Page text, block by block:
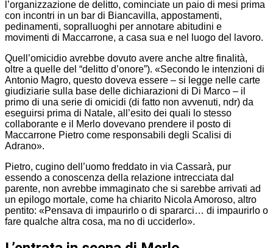
l’organizzazione de delitto, cominciate un paio di mesi prima
con incontri in un bar di Biancavilla, appostamenti,
pedinamenti, sopralluoghi per annotare abitudini e
movimenti di Maccarrone, a casa sua e nel luogo del lavoro.
Quell’omicidio avrebbe dovuto avere anche altre finalità,
oltre a quelle del “delitto d’onore”). «Secondo le intenzioni di
Antonio Magro, questo doveva essere – si legge nelle carte
giudiziarie sulla base delle dichiarazioni di Di Marco – il
primo di una serie di omicidi (di fatto non avvenuti, ndr) da
eseguirsi prima di Natale, all’esito dei quali lo stesso
collaborante e il Merlo dovevano prendere il posto di
Maccarrone Pietro come responsabili degli Scalisi di
Adrano».
Pietro, cugino dell’uomo freddato in via Cassarà, pur
essendo a conoscenza della relazione intrecciata dal
parente, non avrebbe immaginato che si sarebbe arrivati ad
un epilogo mortale, come ha chiarito Nicola Amoroso, altro
pentito: «Pensava di impaurirlo o di spararci… di impaurirlo o
fare qualche altra cosa, ma no di ucciderlo».